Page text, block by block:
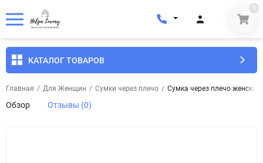
0
КАТАЛОГ ТОВАРОВ
Главная / Для Женщин / Сумки через плечо / Сумка через плечо
Обзор Отзывы (0)